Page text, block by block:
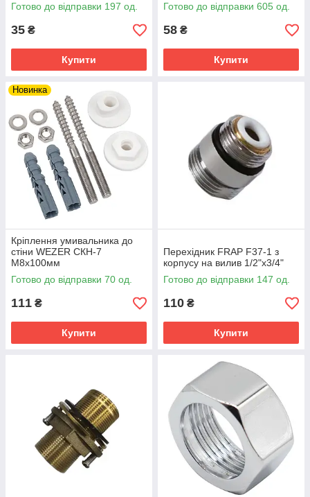
Готово до відправки 197 од.
35 ₴
Купити
Готово до відправки 605 од.
58 ₴
Купити
Новинка
Кріплення умивальника до
стіни WEZER СКН-7
М8х100мм
Готово до відправки 70 од.
111 ₴
Купити
Перехідник FRAP F37-1 з
корпусу на вилив 1/2"х3/4"
Готово до відправки 147 од.
110 ₴
Купити